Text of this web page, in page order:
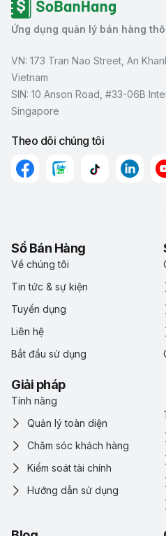
Ứng dụng quản lý bán hàng
VN: 173 Tran Nao Street, An
Vietnam
SIN: 10 Anson Road, #33-06B
Singapore
Theo dõi chúng tôi
Sổ Bán Hàng
Về chúng tôi
Tin tức & sự kiện
Tuyển dụng
Liên hệ
Bắt đầu sử dụng
Giải pháp
Tính năng
Quản lý toàn diện
Chăm sóc khách hàng
Kiểm soát tài chính
Hướng dẫn sử dụng